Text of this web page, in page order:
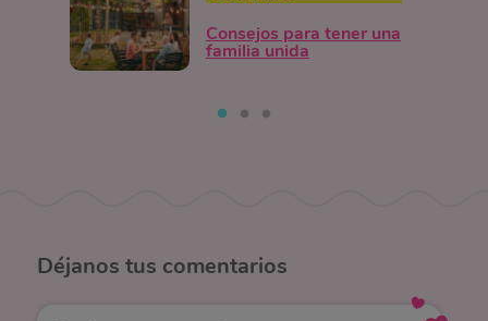
Consejos para tener una
familia unida
Déjanos tus comentarios